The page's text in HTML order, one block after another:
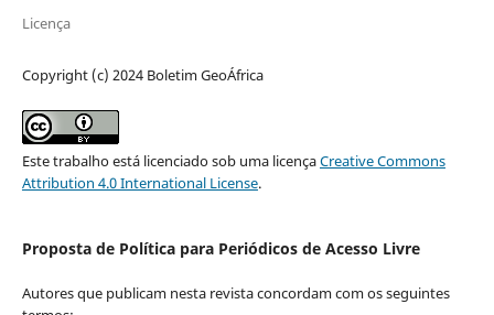
Licença
Copyright (c) 2024 Boletim GeoÁfrica
Este trabalho está licenciado sob uma licençaCreative Commons
Attribution 4.0 International License.
Proposta de Política para Periódicos de Acesso Livre
Autores que publicam nesta revista concordam com os seguintes